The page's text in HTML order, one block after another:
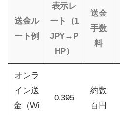
送金ル
ート例
表示レ
ート（1
JPY→P
HP）
送金
手数
料
オンラ
イン送
金（Wi
0.395
約数
百円